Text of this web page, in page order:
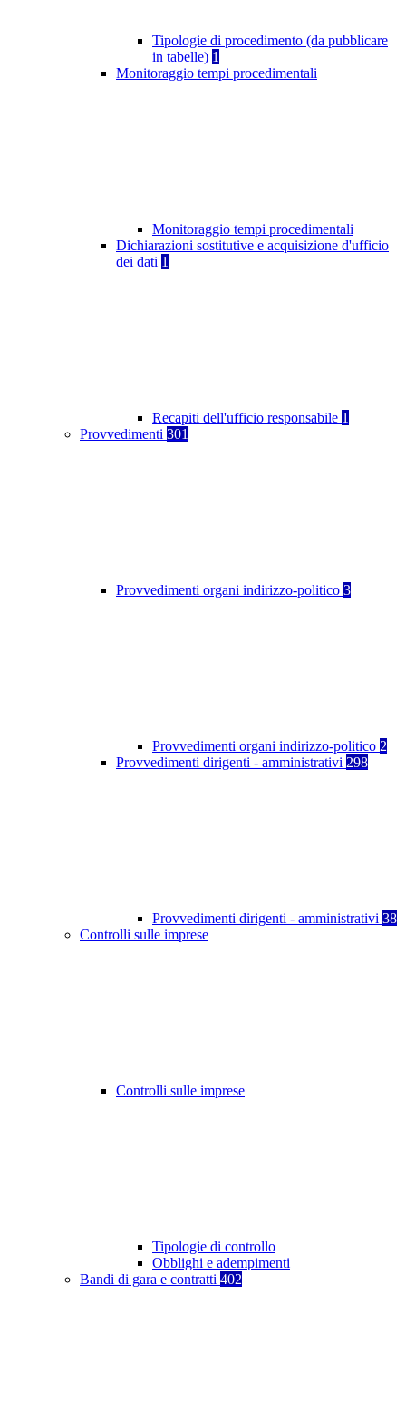
Tipologie di procedimento (da pubblicare
in tabelle) 1
Monitoraggio tempi procedimentali
Monitoraggio tempi procedimentali
Dichiarazioni sostitutive e acquisizione d'ufficio
dei dati 1
Recapiti dell'ufficio responsabile 1
Provvedimenti 301
Provvedimenti organi indirizzo-politico 3
Provvedimenti organi indirizzo-politico 2
Provvedimenti dirigenti - amministrativi 298
Provvedimenti dirigenti - amministrativi 38
Controlli sulle imprese
Controlli sulle imprese
Tipologie di controllo
Obblighi e adempimenti
Bandi di gara e contratti 402